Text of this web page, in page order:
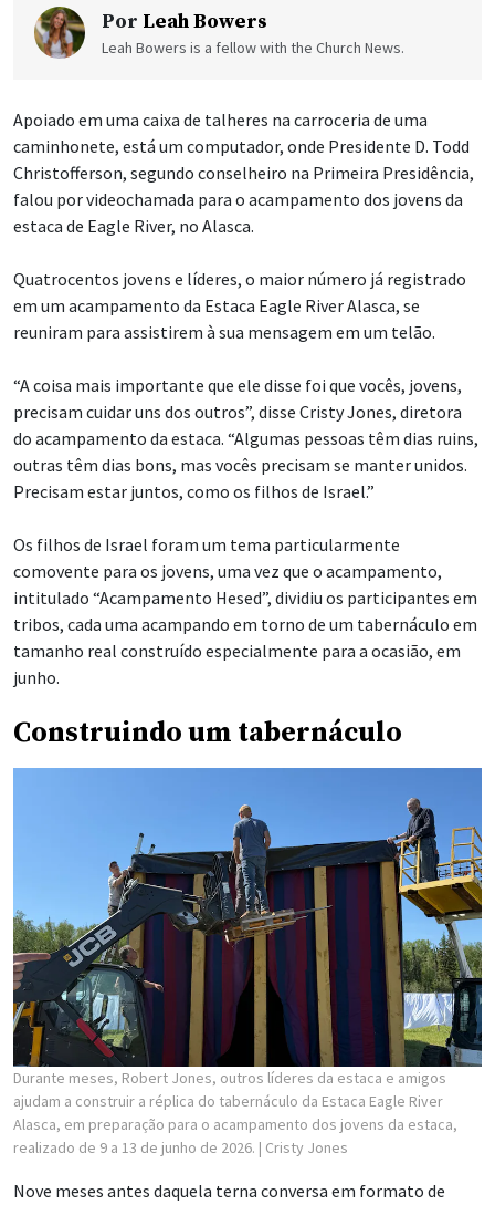
Por Leah Bowers
Leah Bowers is a fellow with the Church News.
Apoiado em uma caixa de talheres na carroceria de uma
caminhonete, está um computador, onde Presidente D. Todd
Christofferson, segundo conselheiro na Primeira Presidência,
falou por videochamada para o acampamento dos jovens da
estaca de Eagle River, no Alasca.
Quatrocentos jovens e líderes, o maior número já registrado
em um acampamento da Estaca Eagle River Alasca, se
reuniram para assistirem à sua mensagem em um telão.
“A coisa mais importante que ele disse foi que vocês, jovens,
precisam cuidar uns dos outros”, disse Cristy Jones, diretora
do acampamento da estaca. “Algumas pessoas têm dias ruins,
outras têm dias bons, mas vocês precisam se manter unidos.
Precisam estar juntos, como os filhos de Israel.”
Os filhos de Israel foram um tema particularmente
comovente para os jovens, uma vez que o acampamento,
intitulado “Acampamento Hesed”, dividiu os participantes em
tribos, cada uma acampando em torno de um tabernáculo em
tamanho real construído especialmente para a ocasião, em
junho.
Construindo um tabernáculo
Durante meses, Robert Jones, outros líderes da estaca e amigos
ajudam a construir a réplica do tabernáculo da Estaca Eagle River
Alasca, em preparação para o acampamento dos jovens da estaca,
realizado de 9 a 13 de junho de 2026. | Cristy Jones
Nove meses antes daquela terna conversa em formato de